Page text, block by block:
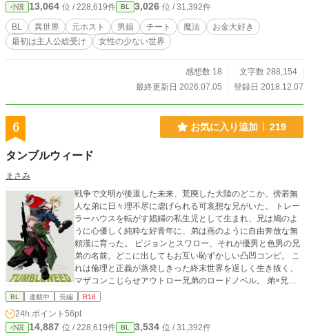
小説 13,064 位 / 228,619件 BL 3,026 位 / 31,392件
BL 異世界 元ホスト 男娼 チート 魔法
お金大好き
最初は主人公総受け
女性の少ない世界
感想数 18
文字数 288,154
最終更新日 2026.07.05
登録日 2018.12.07
6 お気に入り追加 219
タンブルウィード
まさみ
戦争で文明が後退した未来、荒廃した大陸のどこか。傍若無
人な弟に日々理不尽に虐げられる可哀想な兄がいた。 トレー
ラーハウスを転がす娼婦の私生児として生まれ、兄は鳩のよ
うに心優しく純粋な好青年に、弟は燕のように自由奔放な無
頼漢に育った。 ピジョンとスワロー、それが優男と色男の兄
弟の名前。どこに出してもお互い恥ずかしい凸凹コンビ。 こ
れは倫理と正義が蒸発しきった終末世界を逞しく生き抜く、
マザコンこじらせアウトロー兄弟のロードノベル。 弟×兄、
無理矢理、強姦、SM、調教、リバ。暴力・残酷描写あり。男
BL 連載中 長編 R18
24h.ポイント 56pt
小説 14,887 位 / 228,619件 BL 3,534 位 / 31,392件